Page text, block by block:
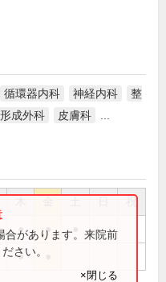
循環器内科 神経内科
整
形成外科 皮膚科
祝
● ●
●
合があります。来院前
さい。
×閉じる